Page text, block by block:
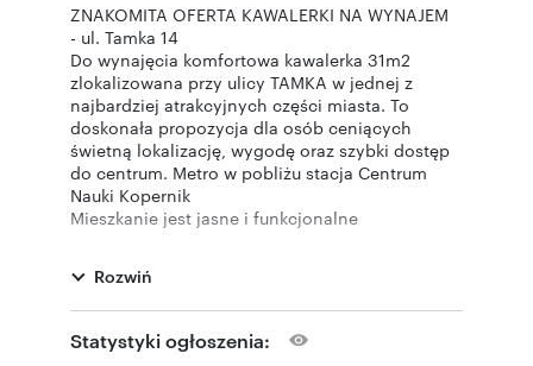
ZNAKOMITA OFERTA KAWALERKI NA WYNAJEM
- ul. Tamka 14
Do wynajęcia komfortowa kawalerka 31m2
zlokalizowana przy ulicy TAMKA w jednej z
najbardziej atrakcyjnych części miasta. To
doskonała propozycja dla osób ceniących
świetną lokalizację, wygodę oraz szybki dostęp
do centrum. Metro w pobliżu stacja Centrum
Nauki Kopernik
Mieszkanie jest jasne i funkcjonalne
spania,
- oddzielnej kuchni - wyposażonej w sprzęty
AGD
- łazienki z prysznicem
Rozwiń
Statystyki ogłoszenia: